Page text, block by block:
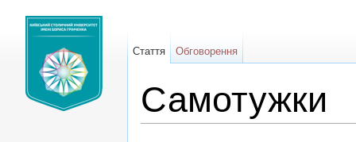
Самотужки
Стаття Обговорення